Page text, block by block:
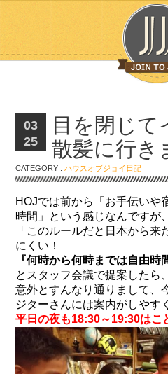
03
25
目を閉じて
散髪に行き
CATEGORY :ハウスオブジョイ日記
HOJでは前から「お手伝いや
時間」という感じなんですが、
「このルールだと日本から来
にくい！
『何時から何時までは自由時
とスタッフ会議で提案したら、
意外とすんなり通りまして、
ジターさんには案内がしやす
平日の夜も18:30～19:30はこ